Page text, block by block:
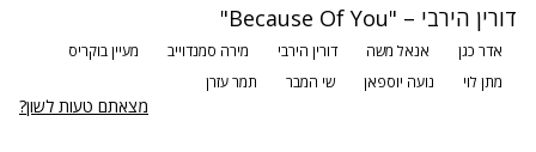
נתקלנו בבעיה
נסה שוב
דורין הירבי – "
Because Of You
"
נתקלנו בבעיה
נסה שוב
אדר כגן אנאל משה דורין הירבי מירה סמנדוייב
מעיין בוקריס
מתן לוי
נועה יוספאן שי המבר תמר עזרן
מצאתם טעות לשון?